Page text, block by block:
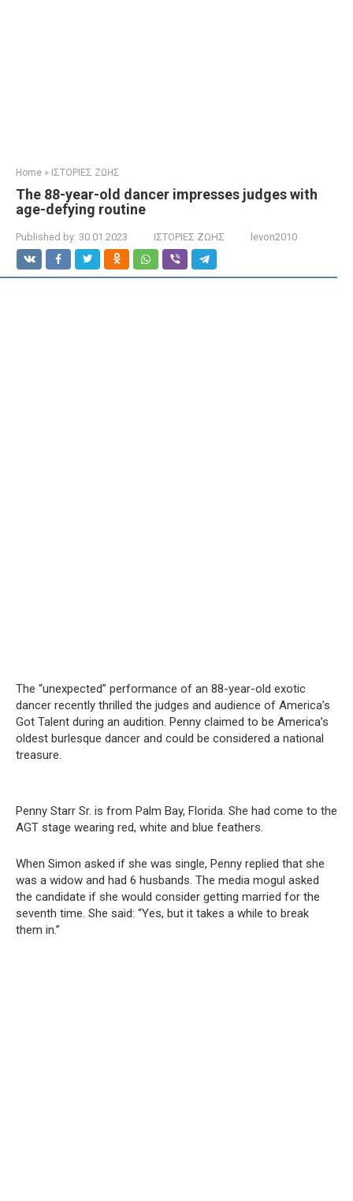
Home » ΙΣΤΟΡΙΕΣ ΖΩΗΣ
The 88-year-old dancer impresses judges with
age-defying routine
Published by: 30.01.2023 ΙΣΤΟΡΙΕΣ ΖΩΗΣ levon2010
The “unexpected” performance of an 88-year-old exotic
dancer recently thrilled the judges and audience of America’s
Got Talent during an audition. Penny claimed to be America’s
oldest burlesque dancer and could be considered a national
treasure.
Penny Starr Sr. is from Palm Bay, Florida. She had come to the
AGT stage wearing red, white and blue feathers.
When Simon asked if she was single, Penny replied that she
was a widow and had 6 husbands. The media mogul asked
the candidate if she would consider getting married for the
seventh time. She said: “Yes, but it takes a while to break
them in.”